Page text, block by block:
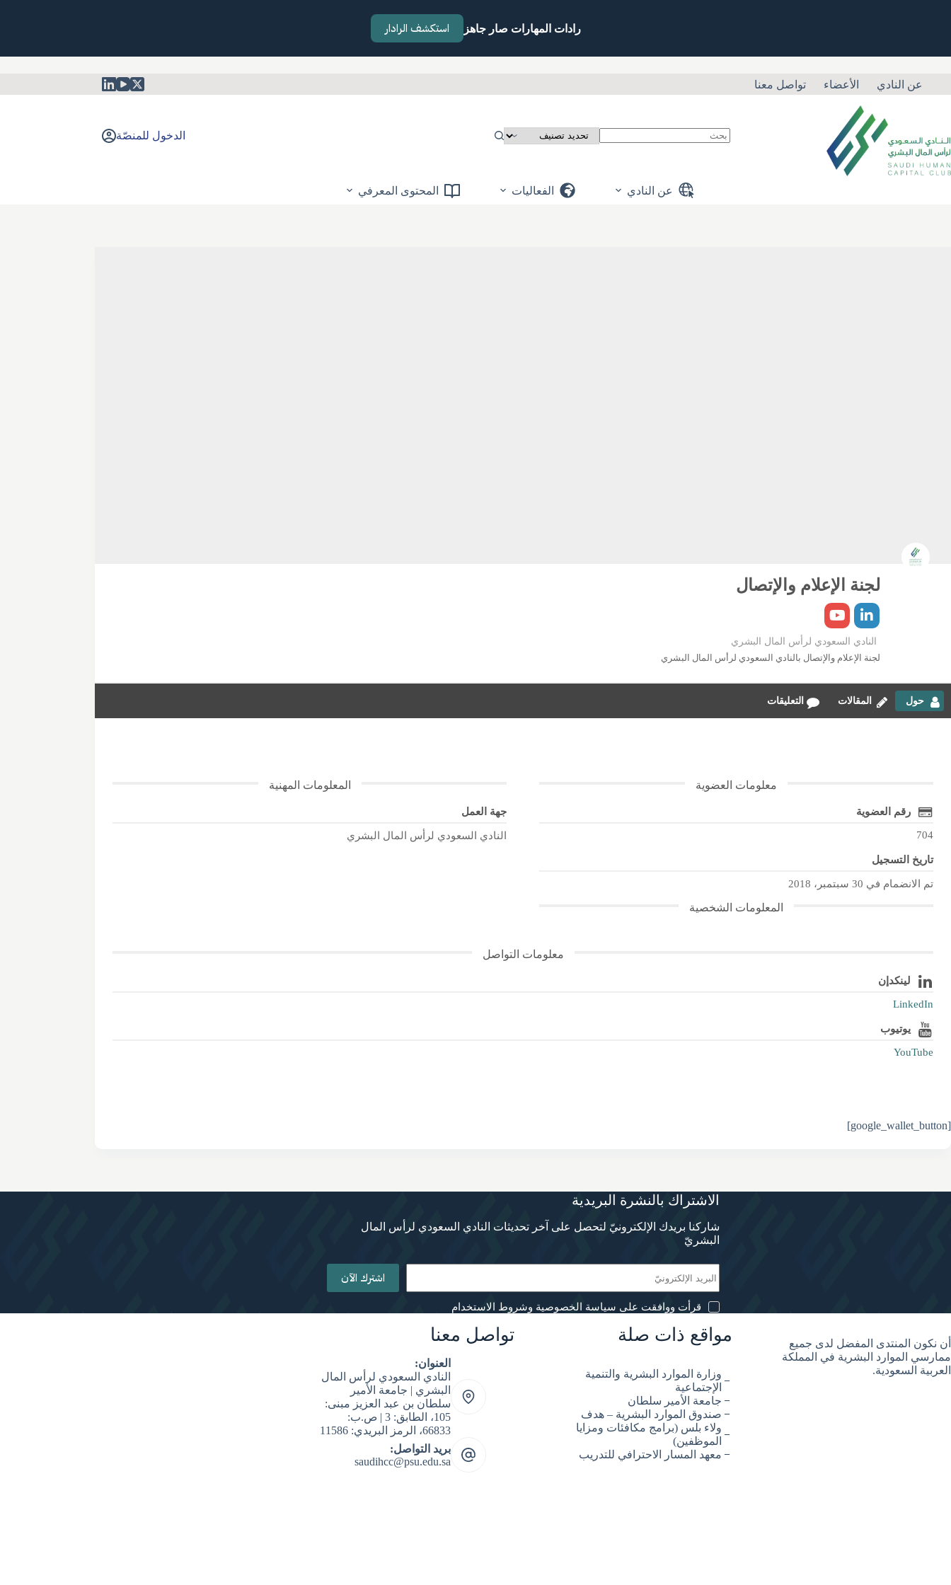
رادات المهارات صار جاهز استكشف الرادار
عن النادي الأعضاء تواصل معنا
الدخول للمنصّة
عن النادي الفعاليات المحتوى المعرفي
لجنة الإعلام والإتصال
النادي السعودي لرأس المال البشري
لجنة الإعلام والإتصال بالنادي السعودي لرأس المال البشري
حول المقالات التعليقات
المعلومات المهنية
جهة العمل
النادي السعودي لرأس المال البشري
معلومات العضوية
رقم العضوية
704
تاريخ التسجيل
تم الانضمام في 30 سبتمبر، 2018
المعلومات الشخصية
معلومات التواصل
لينكدإن
LinkedIn
يوتيوب
YouTube
[google_wallet_button]
الاشتراك بالنشرة البريدية
شاركنا بريدك الإلكترونيّ لتحصل على آخر تحديثات النادي السعودي لرأس المال
البشريّ
اشترك الآن
قرأت ووافقت على سياسة الخصوصية وشروط الاستخدام
أن نكون المنتدى المفضل لدى جميع
ممارسي الموارد البشرية في المملكة
العربية السعودية.
مواقع ذات صلة
وزارة الموارد البشرية والتنمية
الإجتماعية
جامعة الأمير سلطان
صندوق الموارد البشرية – هدف
ولاء بلس (برامج مكافئات ومزايا
الموظفين)
معهد المسار الاحترافي للتدريب
تواصل معنا
العنوان:
النادي السعودي لرأس المال
البشري | جامعة الأمير
سلطان بن عبد العزيز مبنى:
105، الطابق: 3 | ص.ب:
66833، الرمز البريدي: 11586
بريد التواصل:
saudihcc@psu.edu.sa